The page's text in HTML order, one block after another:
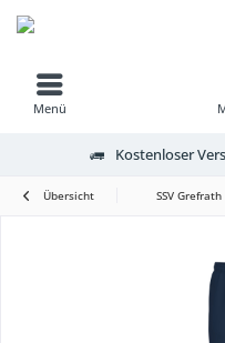
Menü
Kostenloser
Übersicht SSV Grefrath